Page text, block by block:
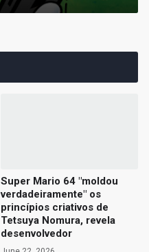
Super Mario 64 "moldou
verdadeiramente" os
princípios criativos de
Tetsuya Nomura, revela
desenvolvedor